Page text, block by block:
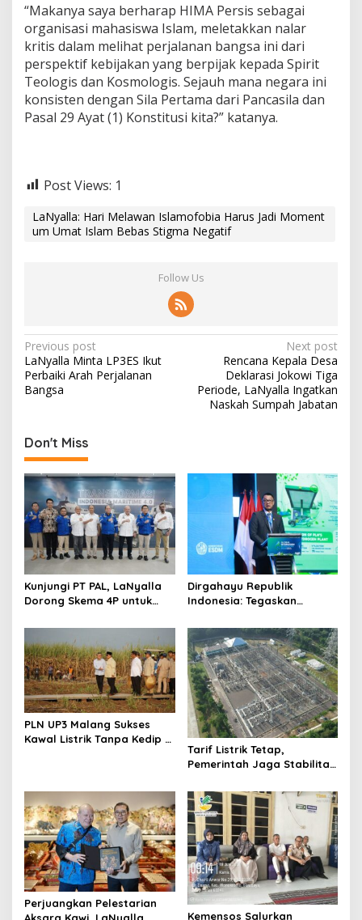
“Makanya saya berharap HIMA Persis sebagai
organisasi mahasiswa Islam, meletakkan nalar
kritis dalam melihat perjalanan bangsa ini dari
perspektif kebijakan yang berpijak kepada Spirit
Teologis dan Kosmologis. Sejauh mana negara ini
konsisten dengan Sila Pertama dari Pancasila dan
Pasal 29 Ayat (1) Konstitusi kita?” katanya.
Post Views: 1
LaNyalla: Hari Melawan Islamofobia Harus Jadi Moment
um Umat Islam Bebas Stigma Negatif
Follow Us
P
o
s
n
a
v
i
g
a
t
i
o
n
Previous post
LaNyalla Minta LP3ES Ikut
Perbaiki Arah Perjalanan
Bangsa
Next post
Rencana Kepala Desa
Deklarasi Jokowi Tiga
Periode, LaNyalla Ingatkan
Naskah Sumpah Jabatan
Don't Miss
Kunjungi PT PAL, LaNyalla
Dorong Skema 4P untuk
Nasional
Dirgahayu Republik
Indonesia: Tegaskan
Ekosistem Hidrogen
Nasional
PLN UP3 Malang Sukses
Kawal Listrik Tanpa Kedip di
Tarif Listrik Tetap,
Pemerintah Jaga Stabilitas
Perjuangkan Pelestarian
Kemensos Salurkan